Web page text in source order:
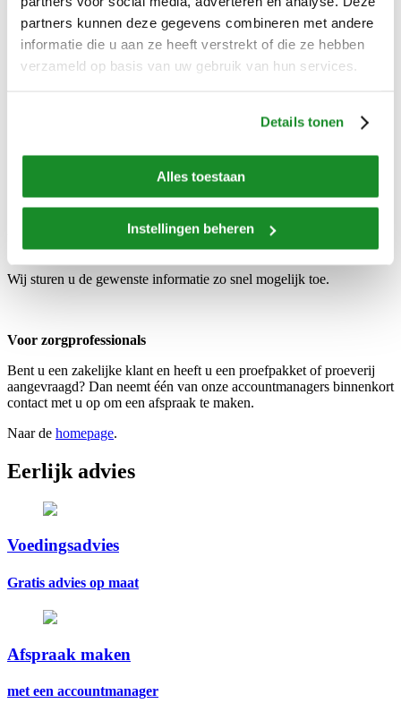
partners kunnen deze gegevens combineren met andere
informatie die u aan ze heeft verstrekt of die ze hebben
verzameld op basis van uw gebruik van hun services.
Details tonen
Alles toestaan
Instellingen beheren
Nieuws
Vernieuwd assortiment JuniorVita en Multi Plus
Nieuwe winVitalis bijgerechten
Vriesvers vs vers
Testimonial Het Vosje
Nieuwe webshop voor particulieren
Nieuwe IDDSI-maaltijden van winVitalis
Uw aanvraag is succesvol verzonden!
Wij sturen u de gewenste informatie zo snel mogelijk toe.
Voor zorgprofessionals
Bent u een zakelijke klant en heeft u een proefpakket of proeverij
aangevraagd? Dan neemt één van onze accountmanagers binnenkort
contact met u op om een afspraak te maken.
Naar de homepage.
Eerlijk advies
Voedingsadvies
Gratis advies op maat
Afspraak maken
met een accountmanager